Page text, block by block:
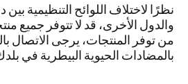
نظرًا لاختلاف اللوائح التنظيمية بين
والدول الأخرى، قد لا تتوفر جميع
من توفر المنتجات، يرجى الاتصال
بالمضادات الحيوية البيطرية في